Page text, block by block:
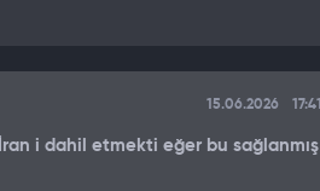
15.06.2026 17:41
i dahil etmekti eğer bu sağlanmış